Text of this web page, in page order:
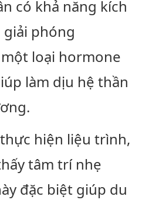
có khả năng kích
phóng
loại hormone
làm dịu hệ thần
hiện liệu trình,
tâm trí nhẹ
đặc biệt giúp du